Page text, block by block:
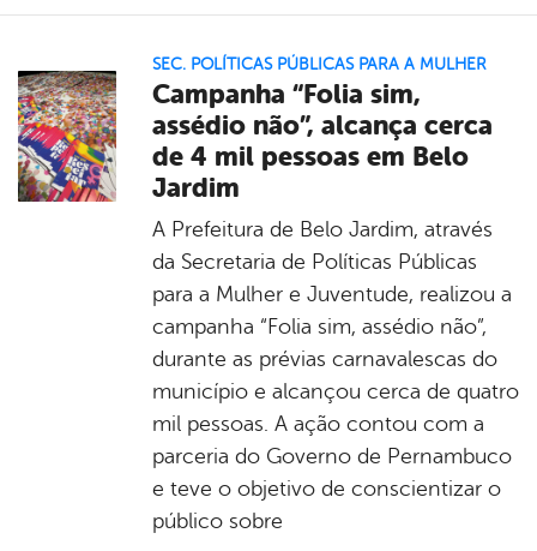
SEC. POLÍTICAS PÚBLICAS PARA A MULHER
Campanha “Folia sim,
assédio não”, alcança cerca
de 4 mil pessoas em Belo
Jardim
A Prefeitura de Belo Jardim, através
da Secretaria de Políticas Públicas
para a Mulher e Juventude, realizou a
campanha “Folia sim, assédio não”,
durante as prévias carnavalescas do
município e alcançou cerca de quatro
mil pessoas. A ação contou com a
parceria do Governo de Pernambuco
e teve o objetivo de conscientizar o
público sobre